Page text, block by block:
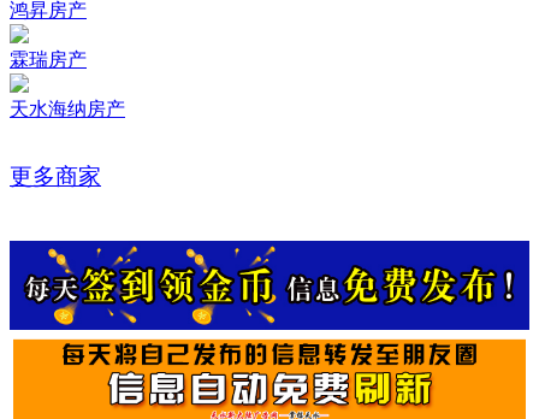
鸿昇房产
霖瑞房产
天水海纳房产
更多商家